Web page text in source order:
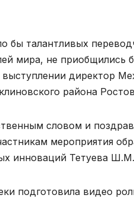
бы талантливых
мира, не приобщились
директор
района
словом и
мероприятия
инноваций Тетуева Ш.М.
подготовила видео